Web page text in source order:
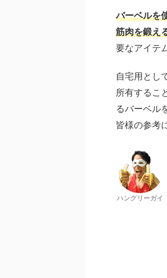
バーベルを
筋肉を鍛え
要なアイテ
自宅用とし
所有するこ
るバーベル
皆様の参考
ハングリーガイ